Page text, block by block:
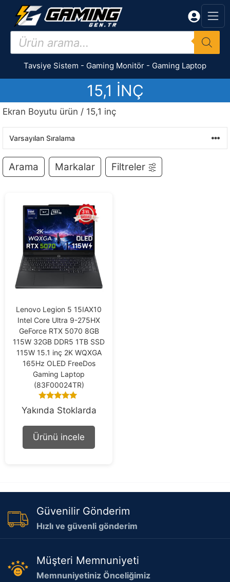
İçeriğe
Products
search
Tavsiye Sistem - Gaming Monitör - Gaming Laptop
15,1 INÇ
Ekran Boyutu ürün / 15,1 inç
Arama Markalar Filtreler
Lenovo Legion 5 15IAX10
Intel Core Ultra 9-275HX
GeForce RTX 5070 8GB
115W 32GB DDR5 1TB SSD
115W 15.1 inç 2K WQXGA
165Hz OLED FreeDos
Gaming Laptop
(83F00024TR)
5.00
out of 5
Yakında Stoklarda
Ürünü incele
Güvenilir Gönderim
Hızlı ve güvenli gönderim
Müşteri Memnuniyeti
Memnuniyetiniz Önceliğimiz